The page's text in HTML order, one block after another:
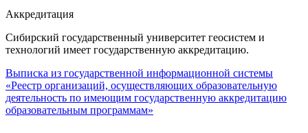
Аккредитация
Сибирский государственный университет геосистем и
технологий имеет государственную аккредитацию.
Выписка из государственной информационной системы
«Реестр организаций, осуществляющих образовательную
деятельность по имеющим государственную аккредитацию
образовательным программам»